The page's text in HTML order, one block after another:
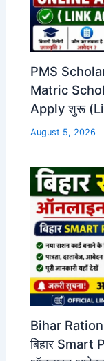
PMS
Matric
Apply शुरू
August 5, 2026
Bihar
बिहार Smart